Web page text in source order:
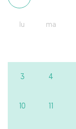
lu ma
3 4
10 11